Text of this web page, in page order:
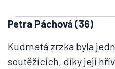
Petra Páchová (36)
Kudrnatá zrzka byla
soutěžících, díky její